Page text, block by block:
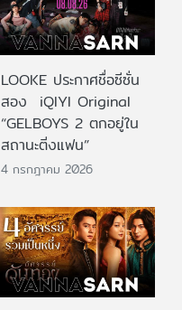
LOOKE ประกาศชื่อซีซั่น
สอง iQIYI Original
“GELBOYS 2 ตกอยู่ใน
สถานะติ่งแฟน”
4 กรกฎาคม 2026